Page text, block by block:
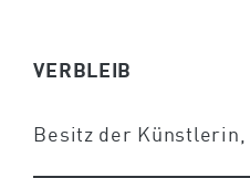
VERBLEIB
Besitz der Künstlerin,